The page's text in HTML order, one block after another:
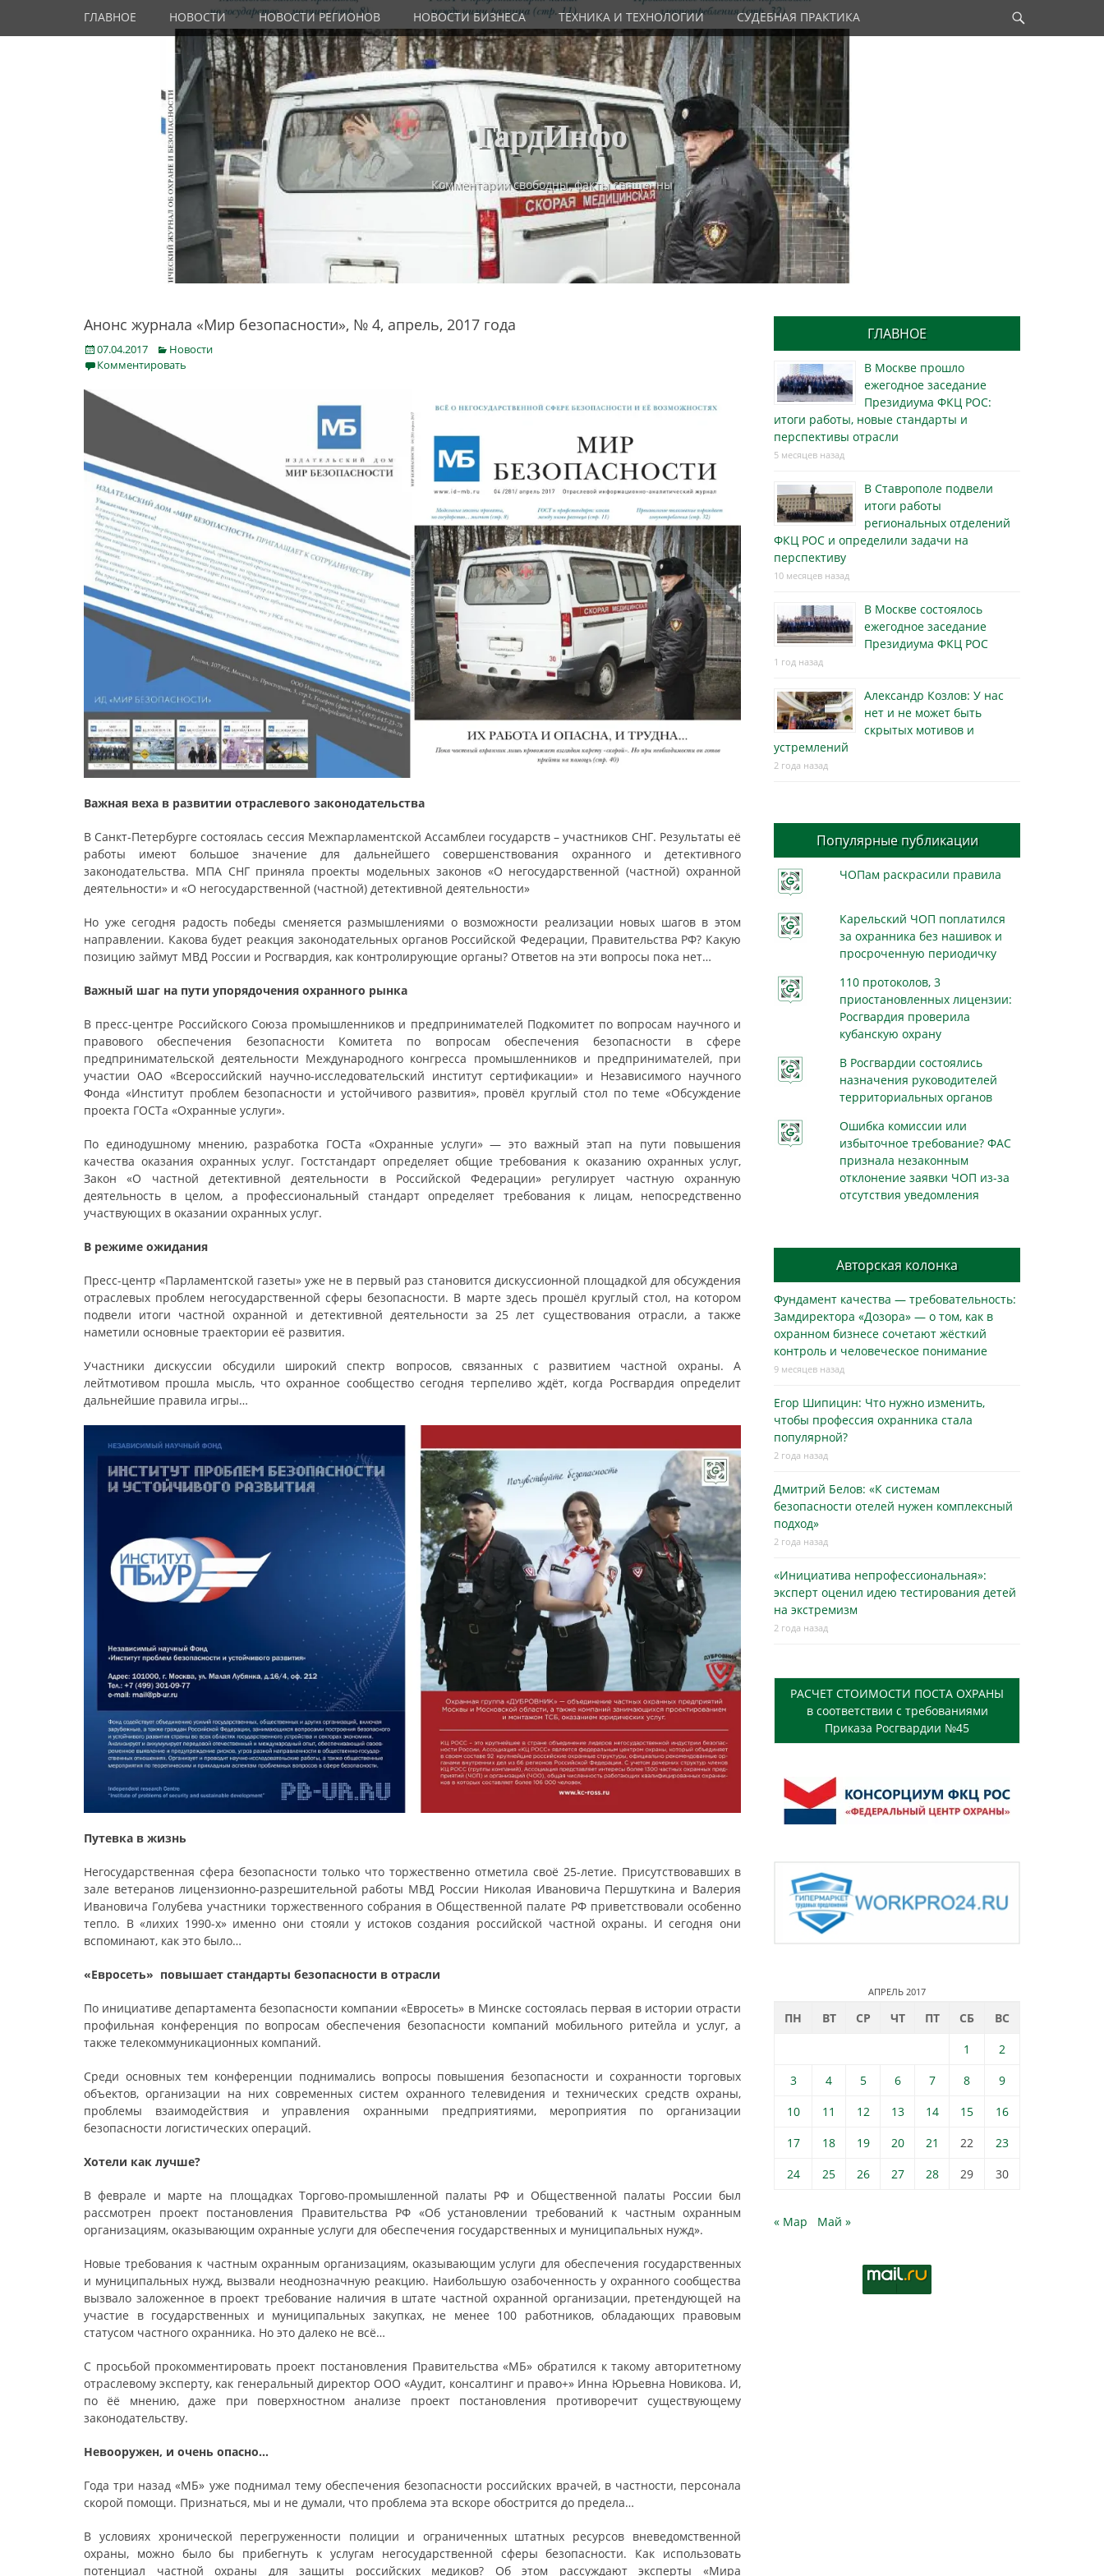
Primary Menu
ГЛАВНОЕ НОВОСТИ НОВОСТИ РЕГИОНОВ НОВОСТИ БИЗНЕСА ТЕХНИКА И ТЕХНОЛОГИИ СУДЕБНАЯ ПРАКТИКА
ГардИнфо
Комментарии свободны, факты священны
Анонс журнала «Мир безопасности», № 4, апрель, 2017 года
Posted
on
07.04.2017 Categories
Новости
Комментировать
Важная веха в развитии отраслевого законодательства
В Санкт-Петербурге состоялась сессия Межпарламентской Ассамблеи государств – участников СНГ. Результаты её
работы имеют большое значение для дальнейшего совершенствования охранного и детективного
законодательства. МПА СНГ приняла проекты модельных законов «О негосударственной (частной) охранной
деятельности» и «О негосударственной (частной) детективной деятельности»
Но уже сегодня радость победы сменяется размышлениями о возможности реализации новых шагов в этом
направлении. Какова будет реакция законодательных органов Российской Федерации, Правительства РФ? Какую
позицию займут МВД России и Росгвардия, как контролирующие органы? Ответов на эти вопросы пока нет…
Важный шаг на пути упорядочения охранного рынка
В пресс-центре Российского Союза промышленников и предпринимателей Подкомитет по вопросам научного и
правового обеспечения безопасности Комитета по вопросам обеспечения безопасности в сфере
предпринимательской деятельности Международного конгресса промышленников и предпринимателей, при
участии ОАО «Всероссийский научно-исследовательский институт сертификации» и Независимого научного
Фонда «Институт проблем безопасности и устойчивого развития», провёл круглый стол по теме «Обсуждение
проекта ГОСТа «Охранные услуги».
По единодушному мнению, разработка ГОСТа «Охранные услуги» — это важный этап на пути повышения
качества оказания охранных услуг. Гостстандарт определяет общие требования к оказанию охранных услуг,
Закон «О частной детективной деятельности в Российской Федерации» регулирует частную охранную
деятельность в целом, а профессиональный стандарт определяет требования к лицам, непосредственно
участвующих в оказании охранных услуг.
В режиме ожидания
Пресс-центр «Парламентской газеты» уже не в первый раз становится дискуссионной площадкой для обсуждения
отраслевых проблем негосударственной сферы безопасности. В марте здесь прошёл круглый стол, на котором
подвели итоги частной охранной и детективной деятельности за 25 лет существования отрасли, а также
наметили основные траектории её развития.
Участники дискуссии обсудили широкий спектр вопросов, связанных с развитием частной охраны. А
лейтмотивом прошла мысль, что охранное сообщество сегодня терпеливо ждёт, когда Росгвардия определит
дальнейшие правила игры…
Путевка в жизнь
Негосударственная сфера безопасности только что торжественно отметила своё 25-летие. Присутствовавших в
зале ветеранов лицензионно-разрешительной работы МВД России Николая Ивановича Першуткина и Валерия
Ивановича Голубева участники торжественного собрания в Общественной палате РФ приветствовали особенно
тепло. В «лихих 1990-х» именно они стояли у истоков создания российской частной охраны. И сегодня они
вспоминают, как это было…
«Евросеть» повышает стандарты безопасности в отрасли
По инициативе департамента безопасности компании «Евросеть» в Минске состоялась первая в истории отрасти
профильная конференция по вопросам обеспечения безопасности компаний мобильного ритейла и услуг, а
также телекоммуникационных компаний.
Среди основных тем конференции поднимались вопросы повышения безопасности и сохранности торговых
объектов, организации на них современных систем охранного телевидения и технических средств охраны,
проблемы взаимодействия и управления охранными предприятиями, мероприятия по организации
безопасности логистических операций.
Хотели как лучше?
В феврале и марте на площадках Торгово-промышленной палаты РФ и Общественной палаты России был
рассмотрен проект постановления Правительства РФ «Об установлении требований к частным охранным
организациям, оказывающим охранные услуги для обеспечения государственных и муниципальных нужд».
Новые требования к частным охранным организациям, оказывающим услуги для обеспечения государственных
и муниципальных нужд, вызвали неоднозначную реакцию. Наибольшую озабоченность у охранного сообщества
вызвало заложенное в проект требование наличия в штате частной охранной организации, претендующей на
участие в государственных и муниципальных закупках, не менее 100 работников, обладающих правовым
статусом частного охранника. Но это далеко не всё…
С просьбой прокомментировать проект постановления Правительства «МБ» обратился к такому авторитетному
отраслевому эксперту, как генеральный директор ООО «Аудит, консалтинг и право+» Инна Юрьевна Новикова. И,
по ёё мнению, даже при поверхностном анализе проект постановления противоречит существующему
законодательству.
Невооружен, и очень опасно…
Года три назад «МБ» уже поднимал тему обеспечения безопасности российских врачей, в частности, персонала
скорой помощи. Признаться, мы и не думали, что проблема эта вскоре обострится до предела…
В условиях хронической перегруженности полиции и ограниченных штатных ресурсов вневедомственной
охраны, можно было бы прибегнуть к услугам негосударственной сферы безопасности. Как использовать
потенциал частной охраны для защиты российских медиков? Об этом рассуждают эксперты «Мира
ГЛАВНОЕ
В Москве прошло
ежегодное заседание
Президиума ФКЦ РОС:
итоги работы, новые стандарты и
перспективы отрасли
5 месяцев назад
В Ставрополе подвели
итоги работы
региональных отделений
ФКЦ РОС и определили задачи на
перспективу
10 месяцев назад
В Москве состоялось
ежегодное заседание
Президиума ФКЦ РОС
1 год назад
Александр Козлов: У нас
нет и не может быть
скрытых мотивов и
устремлений
2 года назад
Популярные публикации
ЧОПам раскрасили правила
Карельский ЧОП поплатился
за охранника без нашивок и
просроченную периодичку
110 протоколов, 3
приостановленных лицензии:
Росгвардия проверила
кубанскую охрану
В Росгвардии состоялись
назначения руководителей
территориальных органов
Ошибка комиссии или
избыточное требование? ФАС
признала незаконным
отклонение заявки ЧОП из-за
отсутствия уведомления
Авторская колонка
Фундамент качества — требовательность:
Замдиректора «Дозора» — о том, как в
охранном бизнесe сочетают жёсткий
контроль и человеческое понимание
9 месяцев назад
Егор Шипицин: Что нужно изменить,
чтобы профессия охранника стала
популярной?
2 года назад
Дмитрий Белов: «К системам
безопасности отелей нужен комплексный
подход»
2 года назад
«Инициатива непрофессиональная»:
эксперт оценил идею тестирования детей
на экстремизм
2 года назад
РАСЧЕТ СТОИМОСТИ ПОСТА ОХРАНЫ
в соответствии с требованиями
Приказа Росгвардии №45
АПРЕЛЬ 2017
ПН ВТ СР ЧТ ПТ СБ
ВС
1
2
3
4 5 6 7 8
9
10
11 12 13 14 15
16
17
18 19 20 21 22
23
24
25 26 27 28 29 30
« Мар Май »